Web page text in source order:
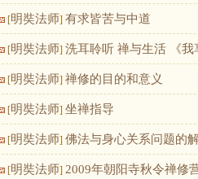
[明奘法师] 有求皆苦与中道
[明奘法师] 洗耳聆听 禅与生活 《我
[明奘法师] 禅修的目的和意义
[明奘法师] 坐禅指导
[明奘法师] 佛法与身心关系问题的
[明奘法师] 2009年朝阳寺秋令禅修